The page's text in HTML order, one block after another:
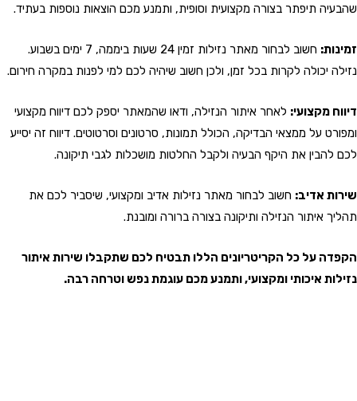
שהבעיה תיפתר בצורה מקצועית וסופית, ותמנע מכם הוצאות נוספות בעתיד.
זמינות:
חשוב לבחור מאתר נזילות זמין 24 שעות ביממה, 7 ימים בשבוע.
נזילה יכולה לקרות בכל זמן, ולכן חשוב שיהיה לכם למי לפנות במקרה חירום.
דיווח מקצועי: לאחר איתור הנזילה, ודאו שהמאתר יספק לכם דיווח מקצועי
ומפורט על ממצאי הבדיקה, הכולל תמונות, סרטונים וסרטוטים. דיווח זה יסייע
לכם להבין את היקף הבעיה ולקבל החלטות מושכלות לגבי תיקונה.
שירות אדיב: חשוב לבחור מאתר נזילות אדיב ומקצועי, שיסביר לכם את
תהליך איתור הנזילה ותיקונה בצורה ברורה ומובנת.
הקפדה על כל הקריטריונים הללו תבטיח לכם שתקבלו שירות איתור
נזילות איכותי ומקצועי, ותמנע מכם עוגמת נפש וטרחה רבה.